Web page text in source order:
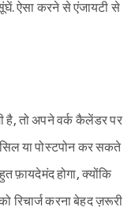
ऐसा करने से एंजायटी से
है, तो अपने वर्क कैलेंडर पर
या पोस्टपोन कर सकते
फ़ायदेमंद होगा, क्योंकि
रिचार्ज करना बेहद ज़रूरी